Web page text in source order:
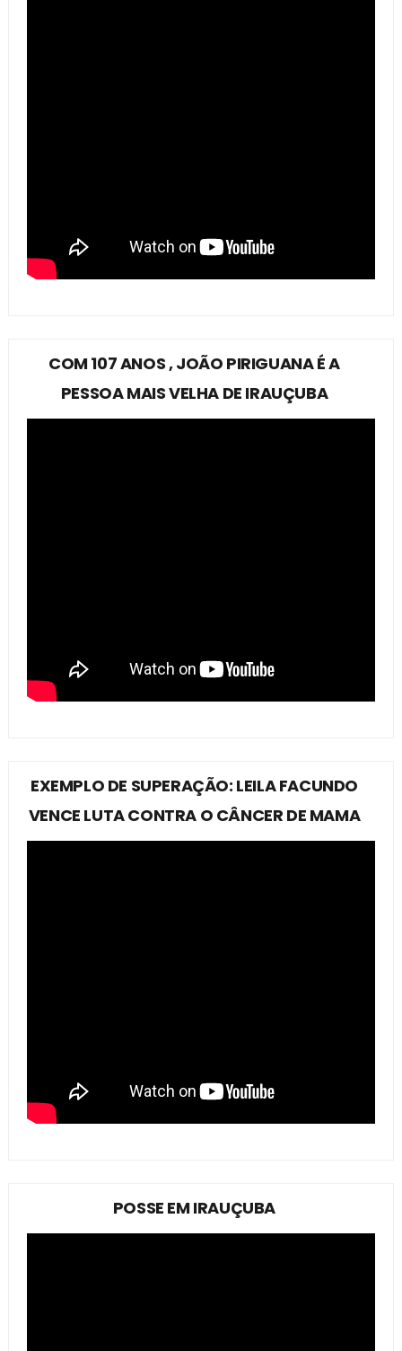
COM 107 ANOS , JOÃO PIRIGUANA É A
PESSOA MAIS VELHA DE IRAUÇUBA
EXEMPLO DE SUPERAÇÃO: LEILA FACUNDO
VENCE LUTA CONTRA O CÂNCER DE MAMA
POSSE EM IRAUÇUBA